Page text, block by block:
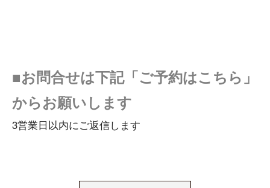
■お問合せは下記「ご予約はこちら」
からお願いします
3営業日以内にご返信します